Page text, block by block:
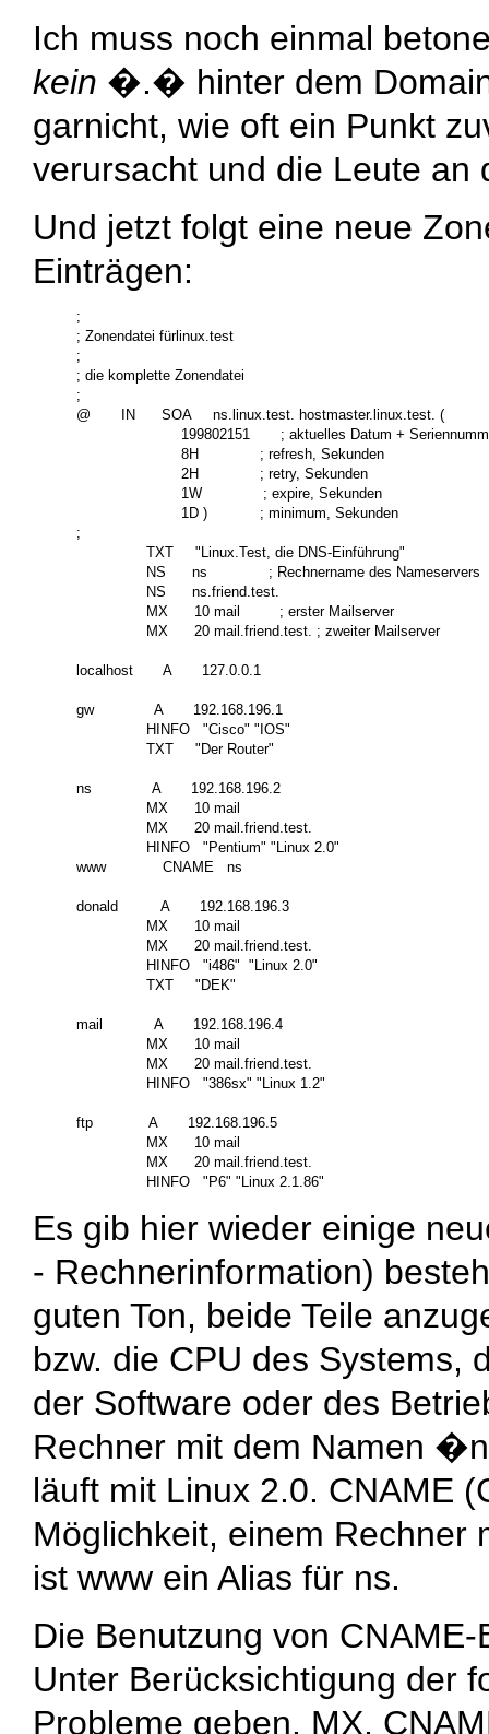
Ich muss noch einmal
kein �.� hinter dem
garnicht, wie oft ein Punkt
verursacht und die Leute an
Und jetzt folgt eine neue
Einträgen:
;
; Zonendatei fürlinux.test
;
; die komplette Zonendatei
;
@       IN      SOA     ns.linux.test. hostmaster.linux.test. (
199802151       ; aktuelles Datum +
                        8H              ; refresh, Sekunden
                        2H              ; retry, Sekunden
                        1W              ; expire, Sekunden
                        1D )            ; minimum, Sekunden
;
                TXT     "Linux.Test, die DNS-Einführung"
                NS      ns              ; Rechnername des Nameservers
                NS      ns.friend.test.
                MX      10 mail         ; erster Mailserver
                MX      20 mail.friend.test. ; zweiter Mailserver
localhost       A       127.0.0.1
gw              A       192.168.196.1
                HINFO   "Cisco" "IOS"
                TXT     "Der Router"
ns              A       192.168.196.2
                MX      10 mail
                MX      20 mail.friend.test.
                HINFO   "Pentium" "Linux 2.0"
www             CNAME   ns
donald          A       192.168.196.3
                MX      10 mail
                MX      20 mail.friend.test.
                HINFO   "i486"  "Linux 2.0"
                TXT     "DEK"
mail            A       192.168.196.4
                MX      10 mail
                MX      20 mail.friend.test.
                HINFO   "386sx" "Linux 1.2"
ftp             A       192.168.196.5
                MX      10 mail
                MX      20 mail.friend.test.
Es gib hier wieder einige
- Rechnerinformation)
guten Ton, beide Teile
bzw. die CPU des Systems,
der Software oder des
Rechner mit dem Namen
läuft mit Linux 2.0. CNAME
Möglichkeit, einem Rechner
ist www ein Alias für ns.
Die Benutzung von
Unter Berücksichtigung der
Probleme geben. MX,